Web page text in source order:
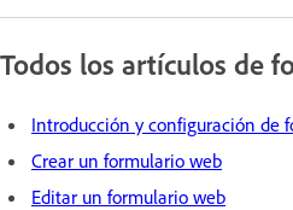
Todos los artículos de
Introducción y configuración de
Crear un formulario web
Editar un formulario web